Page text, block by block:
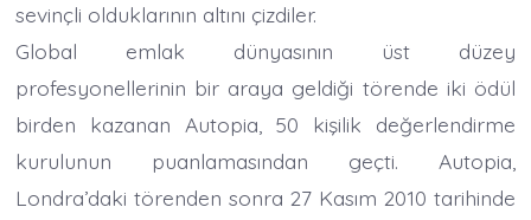
sevinçli olduklarının altını çizdiler.
Global emlak dünyasının üst düzey
profesyonellerinin bir araya geldiği törende iki ödül
birden kazanan Autopia, 50 kişilik değerlendirme
kurulunun puanlamasından geçti. Autopia,
Londra’daki törenden sonra 27 Kasım 2010 tarihinde